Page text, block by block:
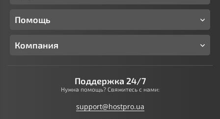
Помощь
Компания
Поддержка 24/7
Нужна помощь? Свяжитесь с нами:
support@hostpro.ua